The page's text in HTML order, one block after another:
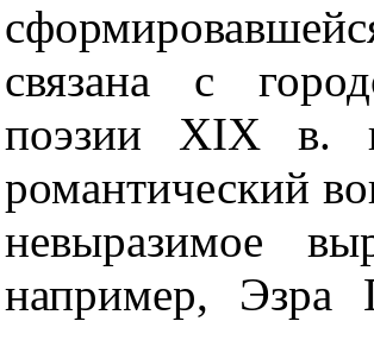
связана с
поэзии ХIХ в.
романтический
невыразимое
например, Эзра